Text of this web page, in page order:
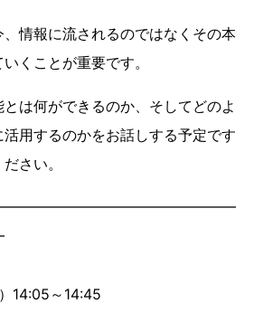
情報に流されるのではなくその本
くことが重要です。
は何ができるのか、そしてどのよ
用するのかをお話しする予定です
さい。
＞━━━━━━━━━━━━━━━━━
14:05～14:45